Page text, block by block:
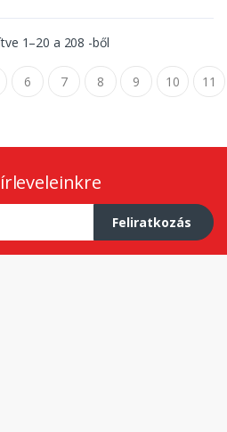
1–20 a 208 -ből
6 7 8 9 10 11
Feliratkozás